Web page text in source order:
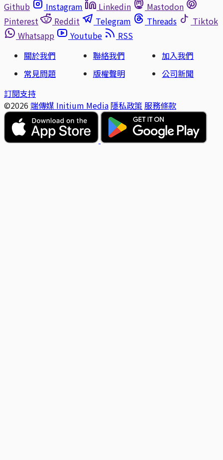
Github
Instagram Linkedin
Mastodon
Pinterest
Reddit Telegram Threads
Tiktok
Whatsapp
Youtube
RSS
關於我們
聯絡我們
加入我們
常見問題
版權聲明
公司新聞
訂閱支持
©2026 端傳媒 Initium Media 隱私政策 服務條款